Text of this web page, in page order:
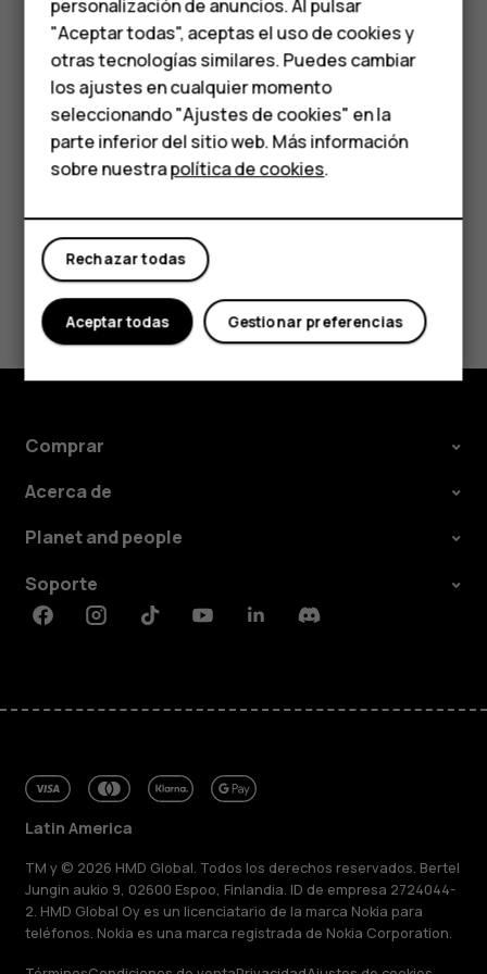
Teléfonos para
personas mayores
HMD Terra M
Comprar
Mi cuenta
riesgos para la salud. Todos los productos de HMD Global
cumplen con los estándares de producción
internacionales vigentes de la industria y con todos los
requisitos establecidos por las agencias
gubernamentales competentes.
¿Te ha parecido útil?
Sí No
Comprar
Acerca de
Planet and people
Soporte
FacebookInstagramTiktokYoutubeLinkedinDiscord
Latin America
TM y © 2026 HMD Global. Todos los derechos reservados. Bertel
Jungin aukio 9, 02600 Espoo, Finlandia. ID de empresa 2724044-
2. HMD Global Oy es un licenciatario de la marca Nokia para
teléfonos. Nokia es una marca registrada de Nokia Corporation.
personalización de anuncios. Al pulsar
"Aceptar todas", aceptas el uso de cookies y
otras tecnologías similares. Puedes cambiar
los ajustes en cualquier momento
seleccionando "Ajustes de cookies" en la
parte inferior del sitio web. Más información
sobre nuestrapolítica de cookies.
Rechazar todas
Gestionar preferencias
Aceptar todas